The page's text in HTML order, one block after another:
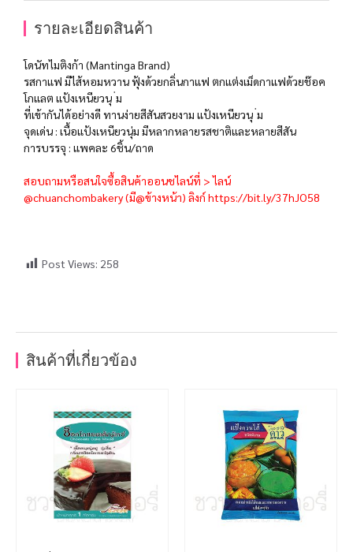
รายละเอียดสินค้า
โดนัทไมติงก้า (Mantinga Brand)
รสกาแฟ มีไส้หอมหวาน ฟุ้งด้วยกลิ่นกาแฟ ตกแต่งเม็ดกาแฟด้วยช๊อค
โกแลต แป้งเหนียวนุ ่ม
ที่เข้ากันได้อย่างดี ทานง่ายสีสันสวยงาม แป้งเหนียวนุ ่ม
จุดเด่น : เนื้อแป้งเหนียวนุ่ม มีหลากหลายรสชาติและหลายสีสัน
การบรรจุ : แพคละ 6ชิ้น/ถาด
สอบถามหรือสนใจซื้อสินค้าออนชไลน์ที่ > ไลน์
@chuanchombakery (มี@ข้างหน้า) ลิงก์https://bit.ly/37hJO58
Post Views: 258
สินค้าที่เกี่ยวข้อง